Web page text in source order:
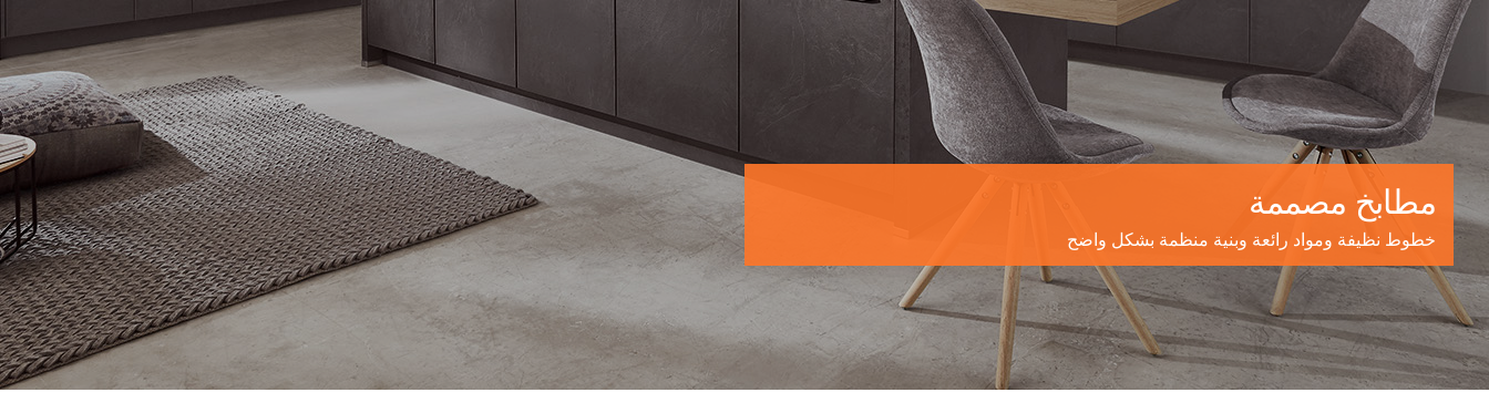
مطابخ مصممة
خطوط نظيفة ومواد رائعة وبنية منظمة بشكل واضح